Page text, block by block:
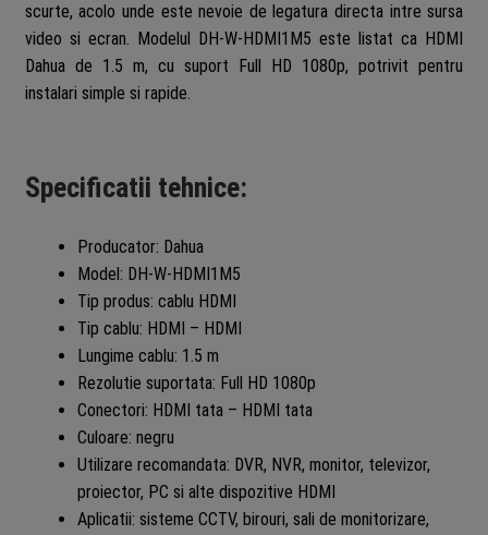
scurte, acolo unde este nevoie de legatura directa intre sursa
video si ecran. Modelul DH-W-HDMI1M5 este listat ca HDMI
Dahua de 1.5 m, cu suport Full HD 1080p, potrivit pentru
instalari simple si rapide.
Specificatii tehnice:
Producator: Dahua
Model: DH-W-HDMI1M5
Tip produs: cablu HDMI
Tip cablu: HDMI – HDMI
Lungime cablu: 1.5 m
Rezolutie suportata: Full HD 1080p
Conectori: HDMI tata – HDMI tata
Culoare: negru
Utilizare recomandata: DVR, NVR, monitor, televizor,
proiector, PC si alte dispozitive HDMI
Aplicatii: sisteme CCTV, birouri, sali de monitorizare,